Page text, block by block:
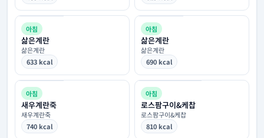
아침
삶은계란
삶은계란
633 kcal
아침
삶은계란
삶은계란
690 kcal
아침
새우계란죽
새우계란죽
740 kcal
아침
로스팜구이&케찹
로스팜구이&케찹
810 kcal